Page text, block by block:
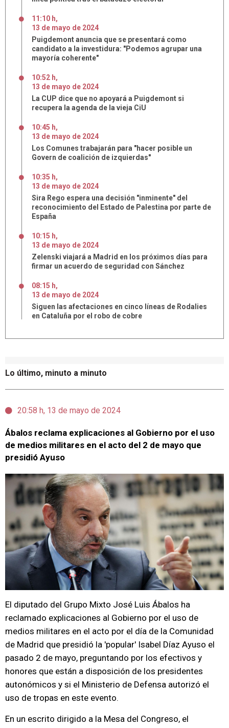
Lo último, minuto a minuto
20:58 h, 13 de mayo de 2024
Ábalos reclama explicaciones al Gobierno por el uso
de medios militares en el acto del 2 de mayo que
presidió Ayuso
El diputado del Grupo Mixto José Luis Ábalos ha
reclamado explicaciones al Gobierno por el uso de
medios militares en el acto por el día de la Comunidad
de Madrid que presidió la 'popular' Isabel Díaz Ayuso el
pasado 2 de mayo, preguntando por los efectivos y
honores que están a disposición de los presidentes
autonómicos y si el Ministerio de Defensa autorizó el
uso de tropas en este evento.
En un escrito dirigido a la Mesa del Congreso, el
11:10 h,
13 de mayo de 2024
Puigdemont anuncia que se presentará como
candidato a la investidura: "Podemos agrupar una
mayoría coherente"
10:52 h,
13 de mayo de 2024
La CUP dice que no apoyará a Puigdemont si
recupera la agenda de la vieja CiU
10:45 h,
13 de mayo de 2024
Los Comunes trabajarán para "hacer posible un
Govern de coalición de izquierdas"
10:35 h,
13 de mayo de 2024
Sira Rego espera una decisión "inminente" del
reconocimiento del Estado de Palestina por parte de
España
10:15 h,
13 de mayo de 2024
Zelenski viajará a Madrid en los próximos días para
firmar un acuerdo de seguridad con Sánchez
08:15 h,
13 de mayo de 2024
Siguen las afectaciones en cinco líneas de Rodalies
en Cataluña por el robo de cobre